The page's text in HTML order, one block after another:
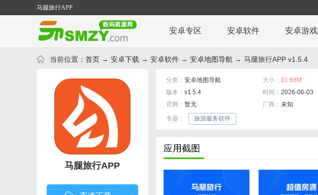
马腿旅行APP
安卓专区 安卓软件 安卓游戏
当前位置： 首页 → 安卓下载 → 安卓软件 → 安卓地图导航 → 马腿旅行APP v1.5.4
马腿旅行APP
分类： 安卓地图导航 大小： 81.68M
版本： v1.5.4 时间： 2026-06-03
官网： 暂无 厂商： 未知
专题：
旅游服务软件
应用截图